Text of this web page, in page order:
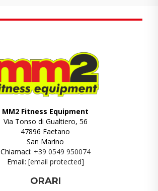
MM2 Fitness Equipment
Via Tonso di Gualtiero, 56
47896 Faetano
San Marino
Chiamaci: +39 0549 950074
Email: [email protected]
ORARI